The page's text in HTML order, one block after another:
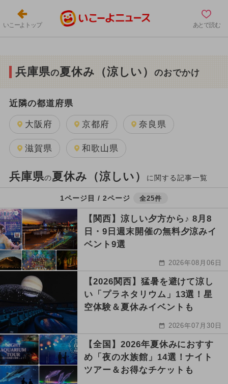
いこーよトップ あとで読む
兵庫県の夏休み（涼しい）のおでかけ
近隣の都道府県
大阪府 京都府 奈良県
滋賀県 和歌山県
兵庫県の夏休み（涼しい） に関する記事一覧
1ページ目 / 2ページ 全25件
【関西】涼しい夕方から♪ 8月8
日・9日週末開催の無料夕涼みイ
ベント9選
2026年08月06日
【2026関西】猛暑を避けて涼し
い「プラネタリウム」13選！星
空体験＆夏休みイベントも
2026年07月30日
【全国】2026年夏休みにおすす
め「夜の水族館」14選！ナイト
ツアー＆お得なチケットも